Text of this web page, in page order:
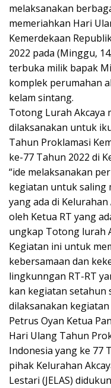
melaksanakan
memeriahkan Hari
Kemerdekaan
2022 pada (Minggu,
terbuka milik bapak
komplek perumahan
kelam sintang.
Totong Lurah Akcaya
dilaksanakan untuk
Tahun Proklamasi
ke-77 Tahun 2022 di
“ide melaksanakan
kegiatan untuk saling
yang ada di
oleh Ketua RT yang
ungkap Totong lurah
Kegiatan ini untuk
kebersamaan dan
lingkunngan RT-RT
kan kegiatan setahun
dilaksanakan
Petrus Oyan Ketua
Hari Ulang Tahun
Indonesia yang ke 77
pihak Kelurahan
Lestari (JELAS)